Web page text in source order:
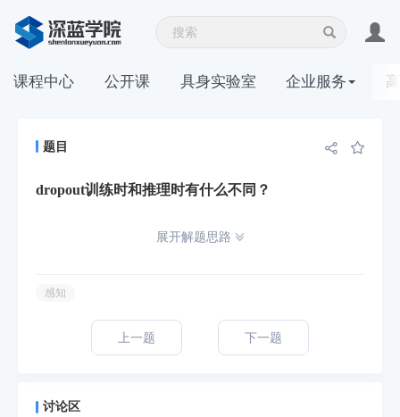
课程中心 公开课 具身实验室 企业服务
题目
dropout训练时和推理时有什么不同？
展开解题思路
感知
上一题 下一题
讨论区